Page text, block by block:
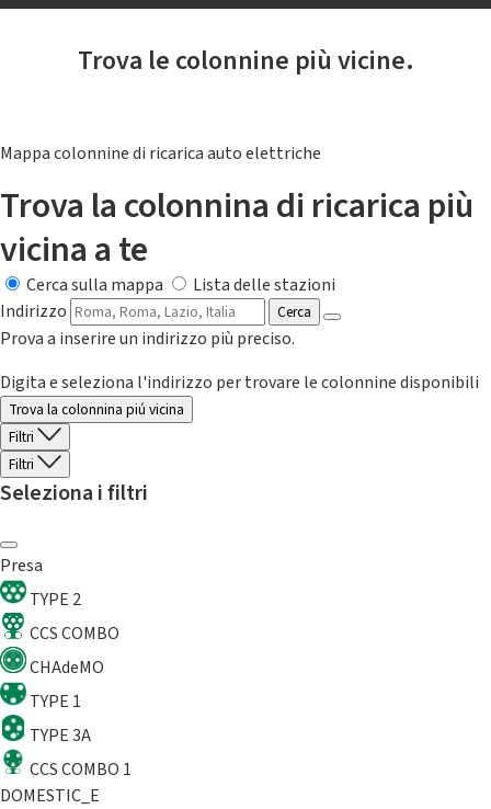
Trova le colonnine più vicine.
Mappa colonnine di ricarica auto elettriche
Trova la colonnina di ricarica più
vicina a te
Cerca sulla mappa
Lista delle stazioni
Indirizzo
Cerca
Prova a inserire un indirizzo più preciso.
Digita e seleziona l'indirizzo per trovare le colonnine disponibili
Trova la colonnina piú vicina
Filtri
Filtri
Seleziona i filtri
Presa
TYPE 2
CCS COMBO
CHAdeMO
TYPE 1
TYPE 3A
CCS COMBO 1
DOMESTIC_E